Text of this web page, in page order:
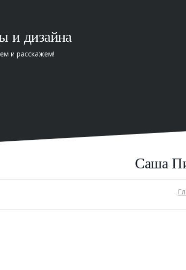
и дизайна
и расскажем!
Саша